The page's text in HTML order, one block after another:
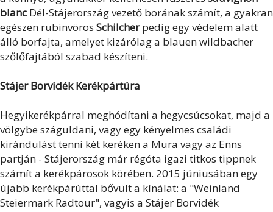
blanc Dél-Stájerország vezető borának számít, a gyakran
egészen rubinvörös Schilcherpedig egy védelem alatt
álló borfajta, amelyet kizárólag a blauen wildbacher
szőlőfajtából szabad készíteni.
Stájer Borvidék Kerékpártúra
Hegyikerékpárral meghódítani a hegycsúcsokat, majd a
völgybe száguldani, vagy egy kényelmes családi
kirándulást tenni két keréken a Mura vagy az Enns
partján - Stájerország már régóta igazi titkos tippnek
számít a kerékpárosok körében. 2015 júniusában egy
újabb kerékpárúttal bővült a kínálat: a "Weinland
Steiermark Radtour", vagyis a Stájer Borvidék